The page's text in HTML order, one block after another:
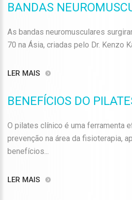
BANDAS
As bandas neuromusculares
70 na Ásia, criadas pelo Dr. Kenzo
LER MAIS
BENEFÍCIOS DO
O pilates clínico é uma ferramenta
prevenção na área da fisioterapia,
benefícios...
LER MAIS